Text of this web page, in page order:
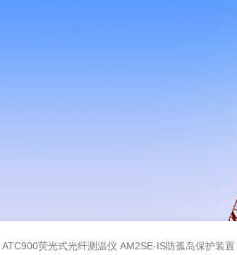
ATC900荧光式光纤测温仪 AM2SE-IS防孤岛保护装置